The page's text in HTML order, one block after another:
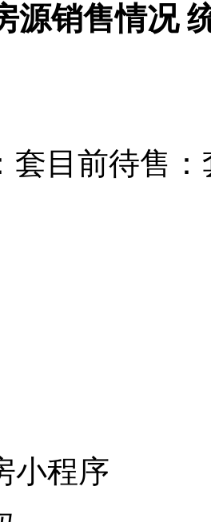
源销售情况
套 目前待售：
小程序